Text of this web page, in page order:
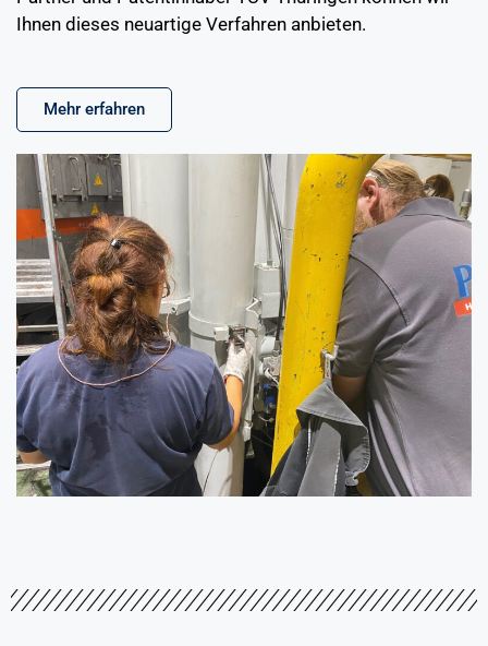
Ihnen dieses neuartige Verfahren anbieten.
Mehr erfahren